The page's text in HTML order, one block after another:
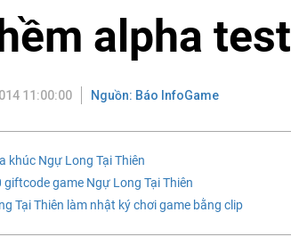
alpha test
11:00:00 Nguồn: Báo InfoGame
khúc Ngự Long Tại Thiên
game Ngự Long Tại Thiên
Tại Thiên làm nhật ký chơi game bằng clip